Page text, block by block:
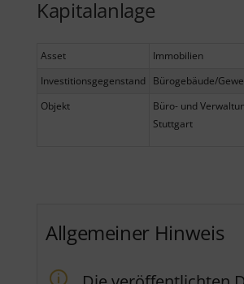
Kapitalanlage
Asset
Immobilien
Investitionsgegenstand
Bürogebäude/
Objekt
Büro- und
Stuttgart
Allgemeiner Hinweis